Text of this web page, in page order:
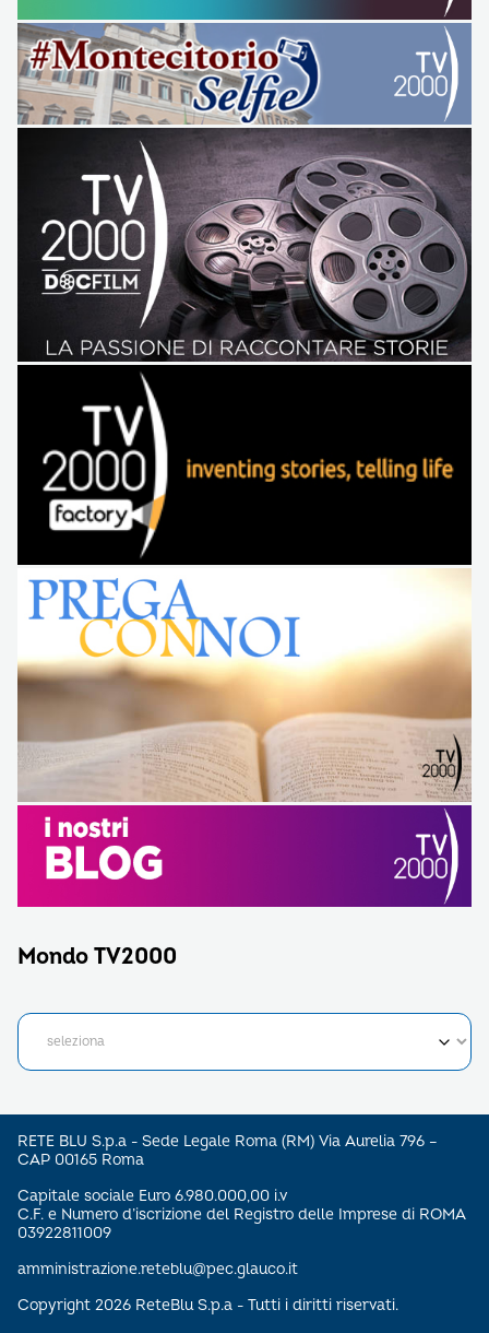
Mondo TV2000
RETE BLU S.p.a - Sede Legale Roma (RM) Via Aurelia 796 –
CAP 00165 Roma
Capitale sociale Euro 6.980.000,00 i.v
C.F. e Numero d’iscrizione del Registro delle Imprese di ROMA
03922811009
amministrazione.reteblu@pec.glauco.it
Copyright 2026 ReteBlu S.p.a - Tutti i diritti riservati.